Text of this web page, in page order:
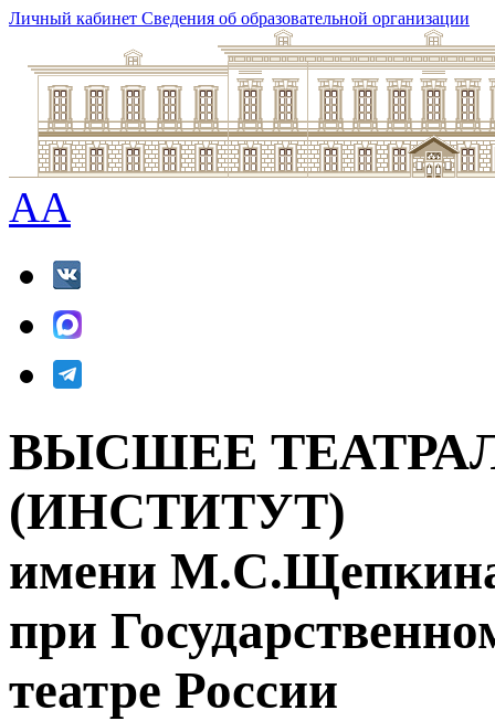
Личный кабинет Сведения об образовательной организации
AA
ВЫСШЕЕ
(ИНСТИТУТ)
имени
при
театре России